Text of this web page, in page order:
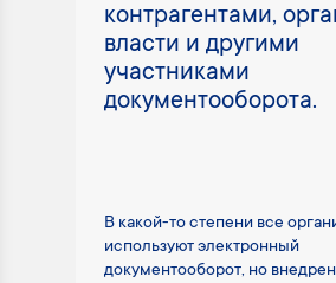
контрагентами,
власти и другими
участниками
документооборота.
В какой-то степени все
используют электронный
документооборот, но